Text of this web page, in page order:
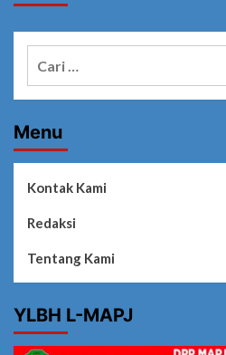
Menu
Kontak Kami
Redaksi
Tentang Kami
YLBH L-MAPJ